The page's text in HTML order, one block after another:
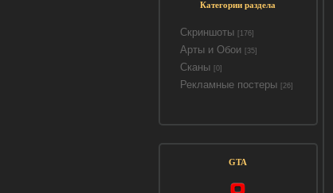
Категории раздела
Скриншоты [176]
Арты и Обои [35]
Сканы [0]
Рекламные постеры [26]
GTA